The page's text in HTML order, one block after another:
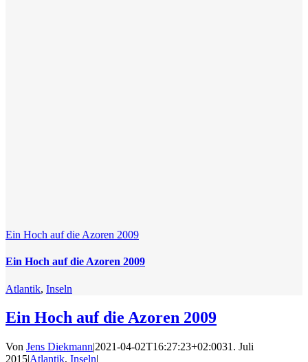
Ein Hoch auf die Azoren 2009
Ein Hoch auf die Azoren 2009
Atlantik, Inseln
Ein Hoch auf die Azoren 2009
Von Jens Diekmann|2021-04-02T16:27:23+02:0031. Juli
2015|Atlantik, Inseln|